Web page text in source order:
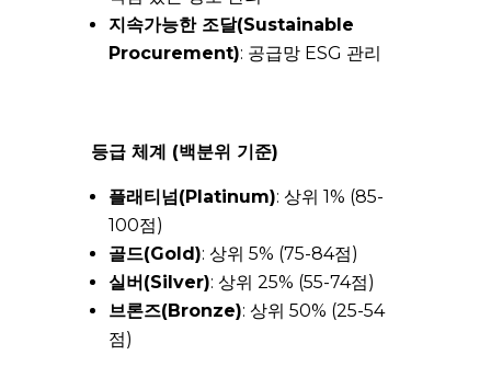
지속가능한 조달(Sustainable
Procurement): 공급망 ESG 관리
등급 체계 (백분위 기준)
플래티넘(Platinum): 상위 1% (85-
100점)
골드(Gold): 상위 5% (75-84점)
실버(Silver): 상위 25% (55-74점)
브론즈(Bronze): 상위 50% (25-54
점)